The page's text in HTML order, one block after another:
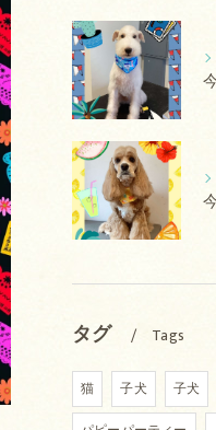
タグ Tags
猫 子犬 子犬